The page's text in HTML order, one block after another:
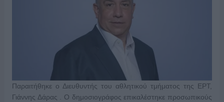
Παραιτήθηκε ο Διευθυντής του αθλητικού τμήματος της ΕΡΤ,
Γιάννης Δάρας . Ο δημοσιογράφος επικαλέστηκε προσωπικούς